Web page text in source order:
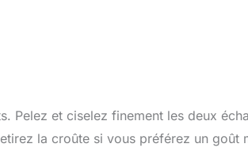
Pelez et ciselez finement les deux
la croûte si vous préférez un goût